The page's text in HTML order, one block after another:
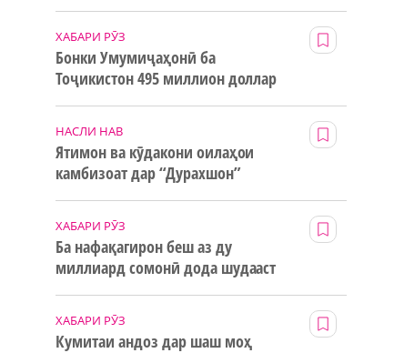
ХАБАРИ РӮЗ
Бонки Умумиҷаҳонӣ ба
Тоҷикистон 495 миллион доллар
НАСЛИ НАВ
Ятимон ва кӯдакони оилаҳои
камбизоат дар “Дурахшон”
ХАБАРИ РӮЗ
Ба нафақагирон беш аз ду
миллиард сомонӣ дода шудааст
ХАБАРИ РӮЗ
Кумитаи андоз дар шаш моҳ